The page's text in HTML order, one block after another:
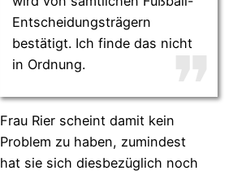
Entscheidungsträgern
bestätigt. Ich finde das nicht
in Ordnung.
Frau Rier scheint damit kein
Problem zu haben, zumindest
hat sie sich diesbezüglich noch